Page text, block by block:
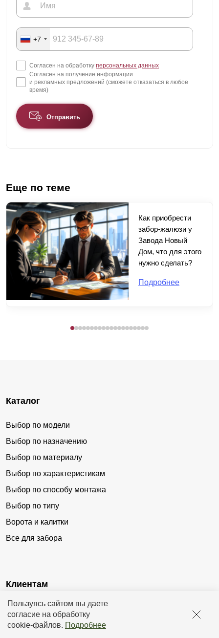
Пользуясь сайтом вы даете
согласие на обработку
cookie-файлов. Подробнее
+7
Согласен на обработку персональных данных
Согласен на получение информации
и рекламных предложений (сможете отказаться в любое
время)
Отправить
Еще по теме
Как приобрести
забор-жалюзи у
Завода Новый
Дом, что для этого
нужно сделать?
Подробнее
Каталог
Выбор по модели
Выбор по назначению
Выбор по материалу
Выбор по характеристикам
Выбор по способу монтажа
Выбор по типу
Ворота и калитки
Все для забора
Клиентам
Доставка
Оплата